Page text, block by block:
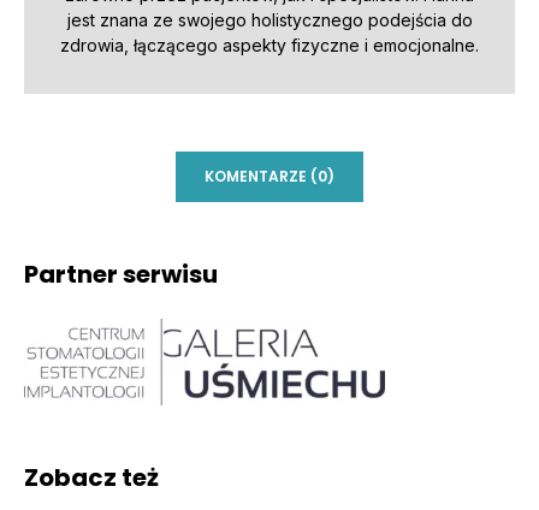
jest znana ze swojego holistycznego podejścia do
zdrowia, łączącego aspekty fizyczne i emocjonalne.
KOMENTARZE (0)
Partner serwisu
Zobacz też